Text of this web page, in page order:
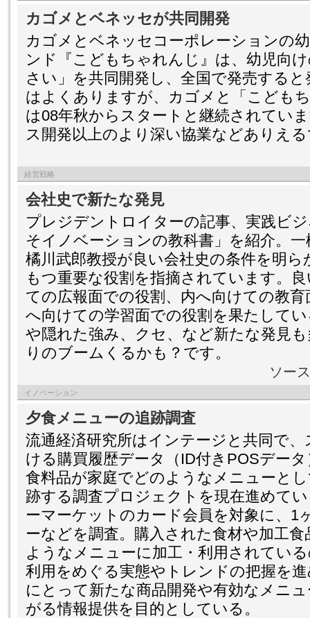
カゴメとベネッセが共同開発
カゴメとベネッセコーポレーションの
ンド『こどもちゃれんじ』は、幼児向
さい」を共同開発し、全国で発売する
はよくありますが、カゴメと「こども
は08年秋からスタートと継続されてい
ス開発以上のより深い協業などありえ
経営戦略
会社史で新たな発見
プレジデントロイターの記事、実践ビ
そイノベーションの教科書」を紹介。
橘川武郎教授が良い会社史の条件を明
もつ重要な役割を指摘されています。
ての広報面での役割、内へ向けての教
へ向けての学習面での役割を果たして
や隠れた強み、クセ、など新たな発見
りのブームくるかも？です。
ソー
イノベーション
夕食メニューの追跡調査
流通経済研究所はインテージと共同で
ける購買履歴データ（ID付きPOSデー
食料品が家庭でどのようなメニューと
跡する調査プロジェクトを現在進めて
ーマーケットのカード会員を対象に、1
ーなどを調査。購入された食材や加工
ようなメニューに加工・利用されてい
利用をめぐる実態やトレンドの把握を
にとって新たな商品開発や有効なメニ
がる情報提供を目的としている。